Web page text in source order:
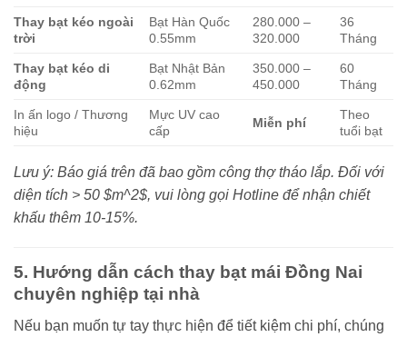
Thay bạt kéo ngoài
trời
Bạt Hàn Quốc
0.55mm
280.000 –
320.000
36
Tháng
Thay bạt kéo di
động
Bạt Nhật Bản
0.62mm
350.000 –
450.000
60
Tháng
In ấn logo / Thương
hiệu
Mực UV cao
cấp
Miễn phí
Theo
tuổi bạt
Lưu ý: Báo giá trên đã bao gồm công thợ tháo lắp. Đối với
diện tích > 50 $m^2$, vui lòng gọi Hotline để nhận chiết
khấu thêm 10-15%.
5. Hướng dẫn cách thay bạt mái Đồng Nai
chuyên nghiệp tại nhà
Nếu bạn muốn tự tay thực hiện để tiết kiệm chi phí, chúng